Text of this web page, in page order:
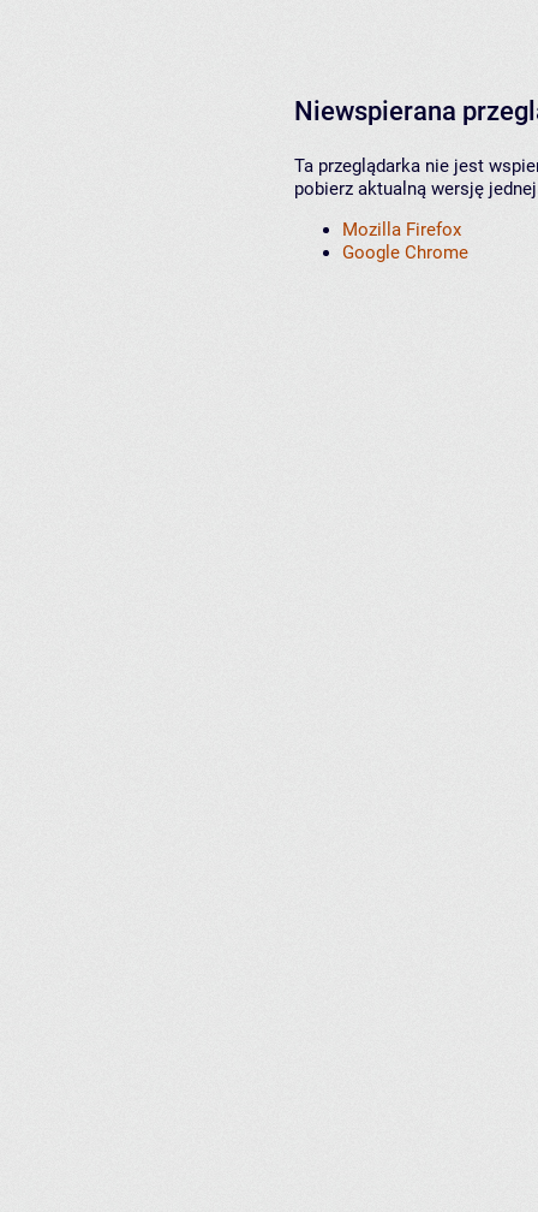
Niewspierana
Ta przeglądarka nie jest
pobierz aktualną wersję
Mozilla Firefox
Google Chrome